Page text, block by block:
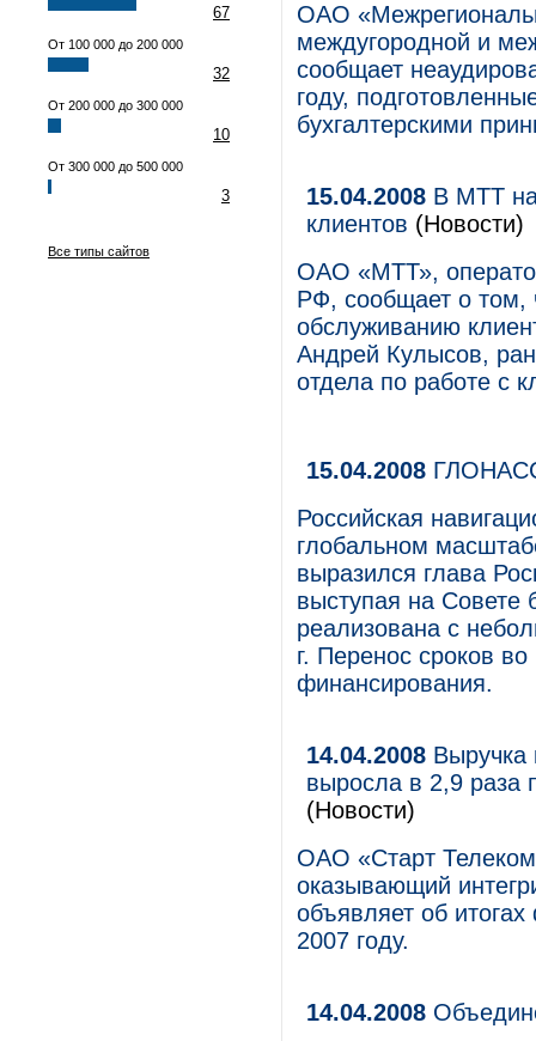
67
От 100 000 до 200 000
32
От 200 000 до 300 000
10
От 300 000 до 500 000
3
Все типы сайтов
ОАО
междугородной и
сообщает
году,
бухгалтерскими
15.04.2008 В МТТ
клиентов (Новости)
ОАО «МТТ»,
РФ, сообщает о том,
обслуживанию
Андрей Кулысов,
отдела по работе с
15.04.2008
Российская
глобальном
выразился глава
выступая на Совете
реализована с
г. Перенос сроков
финансирования.
14.04.2008 Выручка
выросла в 2,9 раза
(Новости)
ОАО «Старт
оказывающий
объявляет об
2007 году.
14.04.2008